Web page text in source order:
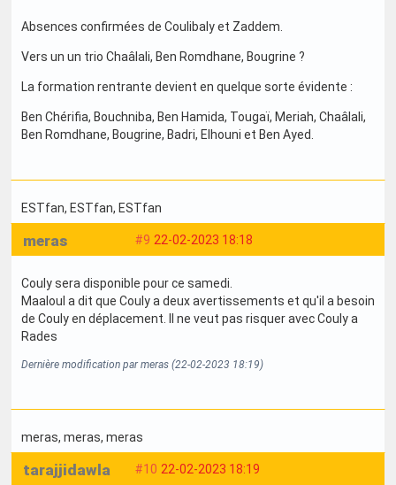
Absences confirmées de Coulibaly et Zaddem.
Vers un un trio Chaâlali, Ben Romdhane, Bougrine ?
La formation rentrante devient en quelque sorte évidente :
Ben Chérifia, Bouchniba, Ben Hamida, Tougaï, Meriah, Chaâlali,
Ben Romdhane, Bougrine, Badri, Elhouni et Ben Ayed.
ESTfan, ESTfan, ESTfan
#9 22-02-2023 18:18
meras
Couly sera disponible pour ce samedi.
Maaloul a dit que Couly a deux avertissements et qu'il a besoin
de Couly en déplacement. Il ne veut pas risquer avec Couly a
Rades
Dernière modification par meras (22-02-2023 18:19)
meras, meras, meras
#10 22-02-2023 18:19
tarajjidawla